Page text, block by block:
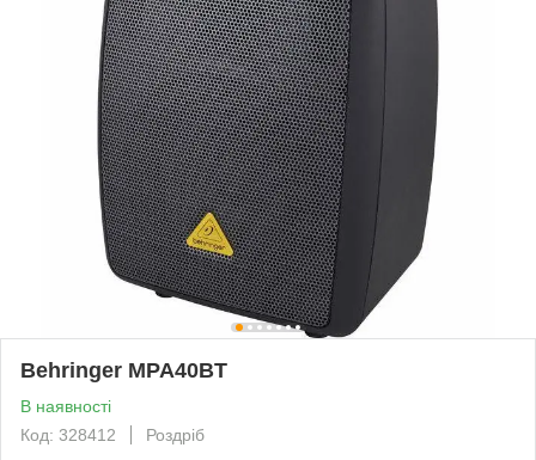
Behringer MPA40BT
В наявності
Код: 328412
Роздріб